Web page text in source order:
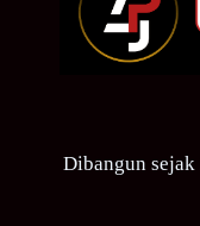
Dibangun sejak